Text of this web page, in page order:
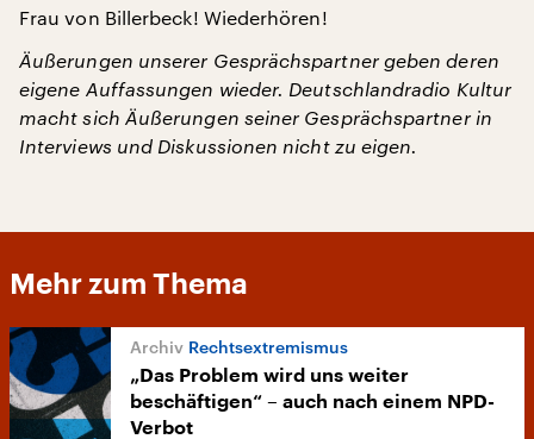
Frau von Billerbeck! Wiederhören!
Äußerungen unserer Gesprächspartner geben deren
eigene Auffassungen wieder. Deutschlandradio Kultur
macht sich Äußerungen seiner Gesprächspartner in
Interviews und Diskussionen nicht zu eigen.
Mehr zum Thema
Rechtsextremismus
„Das Problem wird uns weiter
beschäftigen“ – auch nach einem NPD-
Verbot